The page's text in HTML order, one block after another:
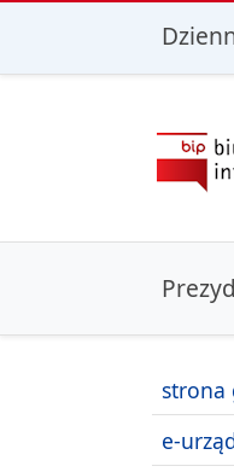
przejdź do
strona
e-